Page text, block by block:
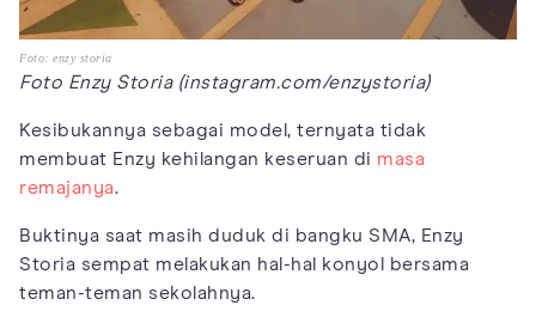
Foto: enzy storia
Foto Enzy Storia (instagram.com/enzystoria)
Kesibukannya sebagai model, ternyata tidak
membuat Enzy kehilangan keseruan di masa
remajanya.
Buktinya saat masih duduk di bangku SMA, Enzy
Storia sempat melakukan hal-hal konyol bersama
teman-teman sekolahnya.